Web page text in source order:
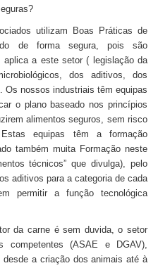
utilizam Boas Práticas de
de forma segura, pois são
aplica a este setor ( legislação da
dos aditivos, dos
Os nossos industriais têm equipas
o plano baseado nos princípios
alimentos seguros, sem risco
equipas têm a formação
também muita Formação neste
técnicos” que divulga), pelo
aditivos para a categoria de cada
permitir a função tecnológica
da carne é sem duvida, o setor
competentes (ASAE e DGAV),
desde a criação dos animais até à